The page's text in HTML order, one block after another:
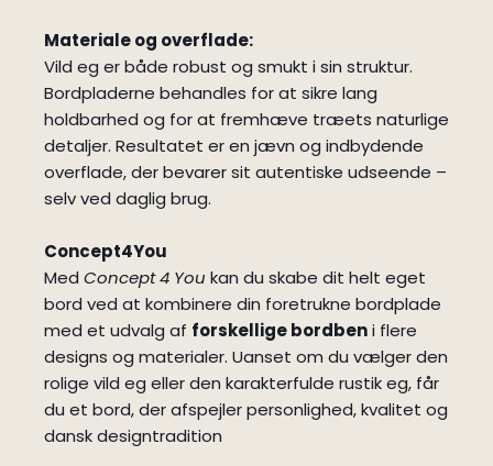
Materiale og overflade:
Vild eg er både robust og smukt i sin struktur.
Bordpladerne behandles for at sikre lang
holdbarhed og for at fremhæve træets naturlige
detaljer. Resultatet er en jævn og indbydende
overflade, der bevarer sit autentiske udseende –
selv ved daglig brug.
Concept4You
Med Concept 4 You kan du skabe dit helt eget
bord ved at kombinere din foretrukne bordplade
med et udvalg af forskellige bordbeni flere
designs og materialer. Uanset om du vælger den
rolige vild eg eller den karakterfulde rustik eg, får
du et bord, der afspejler personlighed, kvalitet og
dansk designtradition